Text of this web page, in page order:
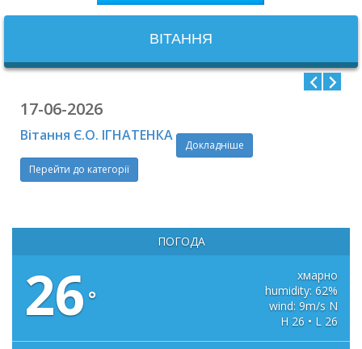
ВІТАННЯ
17-06-2026
Вітання Є.О. ІГНАТЕНКА
Докладніше
Перейти до категорії
ПОГОДА
26°
хмарно
humidity: 62%
wind: 9m/s N
H 26 • L 26